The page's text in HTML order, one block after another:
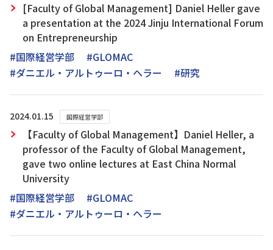
[Faculty of Global Management] Daniel Heller gave
a presentation at the 2024 Jinju International Forum
on Entrepreneurship
#国際経営学部
#GLOMAC
#ダニエル・アルトゥーロ・ヘラー
#研究
2024.01.15 国際経営学部
【Faculty of Global Management】Daniel Heller, a
professor of the Faculty of Global Management,
gave two online lectures at East China Normal
University
#国際経営学部
#GLOMAC
#ダニエル・アルトゥーロ・ヘラー